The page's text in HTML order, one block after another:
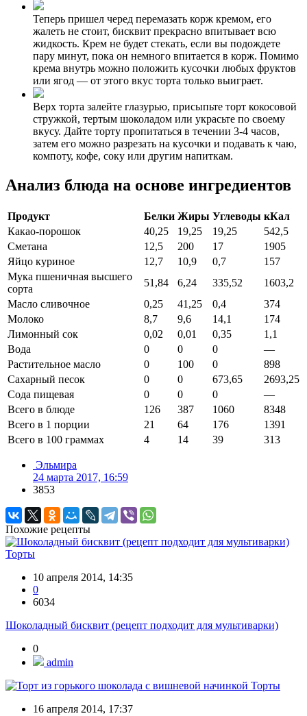
Теперь пришел черед перемазать корж кремом, его
жалеть не стоит, бисквит прекрасно впитывает всю
жидкость. Крем не будет стекать, если вы подождете
пару минут, пока он немного впитается в корж. Помимо
крема внутрь можно положить кусочки любых фруктов
или ягод — от этого вкус торта только выиграет.
Верх торта залейте глазурью, присыпьте торт кокосовой
стружкой, тертым шоколадом или украсьте по своему
вкусу. Дайте торту пропитаться в течении 3-4 часов,
затем его можно разрезать на кусочки и подавать к чаю,
компоту, кофе, соку или другим напиткам.
Анализ блюда на основе ингредиентов
Продукт Белки Жиры Углеводы кКал
Какао-порошок
40,25 19,25 19,25
542,5
Сметана
12,5 200 17
1905
Яйцо куриное
12,7 10,9 0,7
157
Мука пшеничная высшего
сорта
51,84 6,24 335,52
1603,2
Масло сливочное
0,25 41,25 0,4
374
Молоко
8,7 9,6 14,1
174
Лимонный сок
0,02 0,01 0,35
1,1
Вода
0 0 0
—
Растительное масло
0 100 0
898
Сахарный песок
0 0 673,65
2693,25
Сода пищевая
0 0 0
—
Всего в блюде
126 387 1060
8348
Всего в 1 порции
21 64 176
1391
Всего в 100 граммах
4 14 39 313
Эльмира
24 марта 2017, 16:59
3853
Похожие рецепты
Торты
10 апреля 2014, 14:35
0
6034
Шоколадный бисквит (рецепт подходит для мультиварки)
0
admin
Торты
16 апреля 2014, 17:37